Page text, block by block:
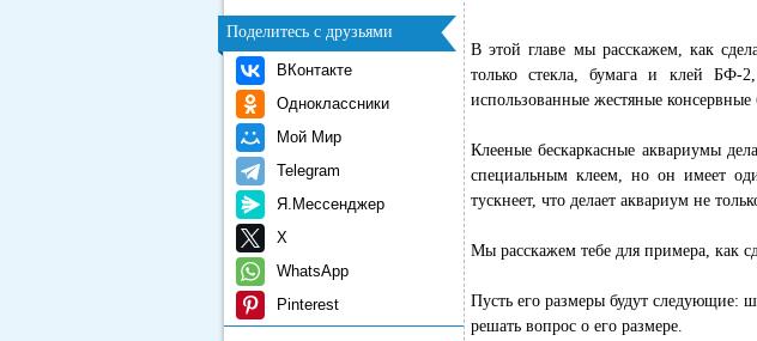
Поделитесь с друзьями
ВКонтакте
Одноклассники
Мой Мир
Telegram
Я.Мессенджер
X
WhatsApp
Pinterest
В этой главе мы расскажем, как
только стекла, бумага и клей БФ-
использованные жестяные
Клееные бескаркасные аквариумы
специальным клеем, но он имеет
тускнеет, что делает аквариум не
Мы расскажем тебе для примера, как
Пусть его размеры будут
решать вопрос о его размере.